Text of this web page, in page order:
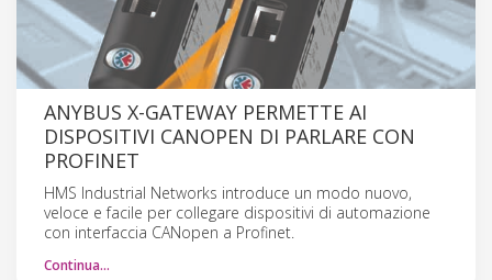
ANYBUS X-GATEWAY PERMETTE AI
DISPOSITIVI CANOPEN DI PARLARE CON
PROFINET
HMS Industrial Networks introduce un modo nuovo,
veloce e facile per collegare dispositivi di automazione
con interfaccia CANopen a Profinet.
Continua…